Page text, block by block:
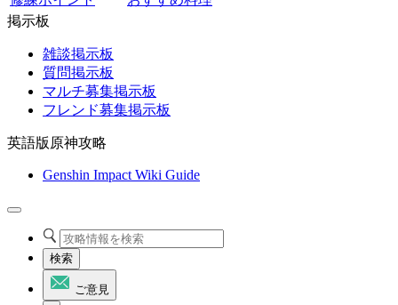
掲示板
雑談掲示板
質問掲示板
マルチ募集掲示板
フレンド募集掲示板
英語版原神攻略
Genshin Impact Wiki Guide
検索
ご意見